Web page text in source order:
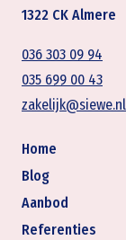
1322 CK Almere
036 303 09 94
035 699 00 43
zakelijk@siewe.nl
Home
Blog
Aanbod
Referenties